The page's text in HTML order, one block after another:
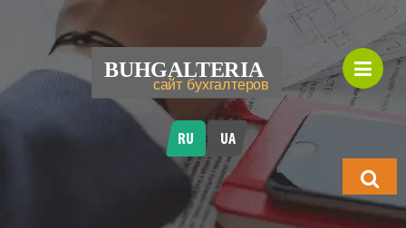
будете
искать?
RU UA